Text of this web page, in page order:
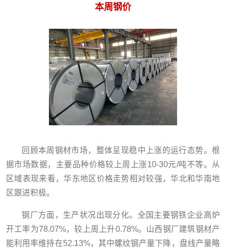
本周钢价
回顾本周钢材市场，整体呈现稳中上涨的运行态势。根
据市场数据，主要品种价格较上周上涨10-30元/吨不等。从
区域表现来看，华东地区价格走势相对较强，华北和华南地
区跟进积极。
钢厂方面，生产状况出现分化。全国主要钢铁企业高炉
开工率为78.07%，较上周上升0.78%。山西钢厂建筑钢材产
能利用率维持在52.13%，其中螺纹钢产量下降，盘线产量略